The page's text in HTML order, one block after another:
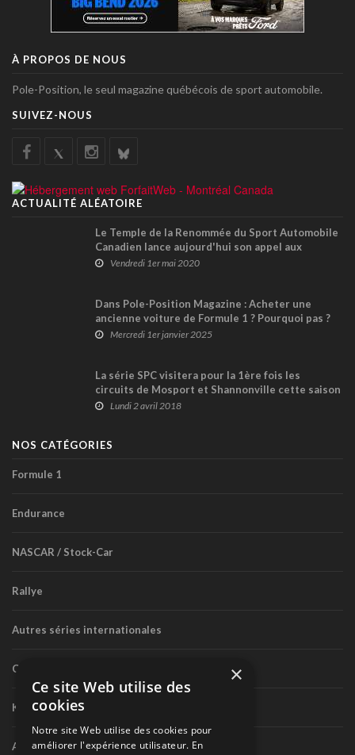
À PROPOS DE NOUS
Pole-Position, le seul magazine québécois de sport automobile.
SUIVEZ-NOUS
ACTUALITÉ ALÉATOIRE
Le Temple de la Renommée du Sport Automobile
Canadien lance aujourd'hui son appel aux
candidatures 2020
Vendredi 1er mai 2020
Dans Pole-Position Magazine : Acheter une
ancienne voiture de Formule 1 ? Pourquoi pas ?
Mercredi 1er janvier 2025
La série SPC visitera pour la 1ère fois les
circuits de Mosport et Shannonville cette saison
Lundi 2 avril 2018
NOS CATÉGORIES
Formule 1
Endurance
NASCAR / Stock-Car
Rallye
Autres séries internationales
Circuit routier canadien
Karting
Autres séries nationales
×
Ce site Web utilise des
cookies
Notre site Web utilise des cookies pour
améliorer l'expérience utilisateur. En